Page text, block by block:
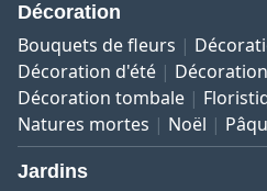
Décoration
Bouquets de fleurs
Décoration d'été
Décoration tombale
Natures mortes
Noël
Jardins